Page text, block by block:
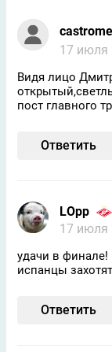
17 июля
Видя лицо
пост главного
Ответить
LOpp
17 июля
удачи в финале!
испанцы
Ответить